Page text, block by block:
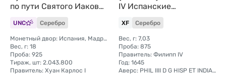
по пути Святого Иакова
Испания
UNC Серебро
Монетный двор: Испания, Мадрид
Вес, г: 18
Проба: 925
Тираж, шт: 2.043.800
Правитель: Хуан Карлос I
IV Испанские
Нидерланды
XF Серебро
Вес, г: 7,03
Проба: 875
Правитель: Филипп IV
Год: 1645
Аверс: PHIL IIII D G HISP ET INDIAR REX